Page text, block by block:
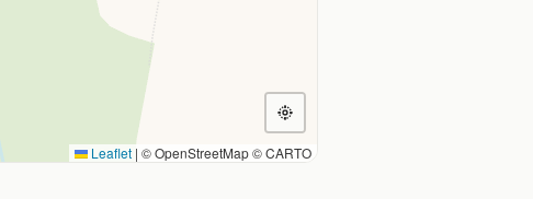
Leaflet | © OpenStreetMap © CARTO